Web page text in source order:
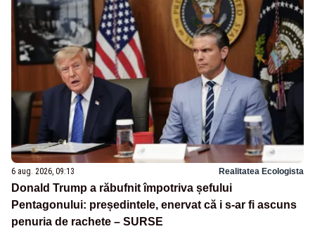
6 aug. 2026, 09:13 Realitatea Ecologista
Donald Trump a răbufnit împotriva șefului
Pentagonului: președintele, enervat că i s-ar fi ascuns
penuria de rachete – SURSE